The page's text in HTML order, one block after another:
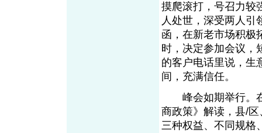
摸爬滚打，号召力较
人处世，深受两人引
函，在新老市场积极
时，决定参加会议，
的客户电话里说，生
间，充满信任。
峰会如期举行。在
商政策》解读，县/
三种权益、不同规格